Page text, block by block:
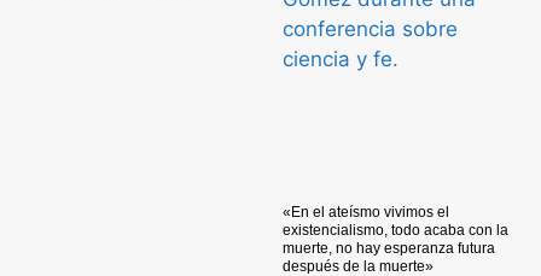
«En el ateísmo vivimos el
existencialismo, todo acaba con la
muerte, no hay esperanza futura
después de la muerte»